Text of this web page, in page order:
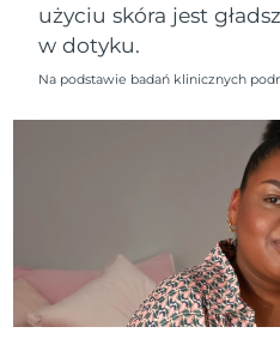
użyciu skóra jest
w dotyku.
Na podstawie badań klinicznych
Korea Południowa
Szwajcaria
Tajwan